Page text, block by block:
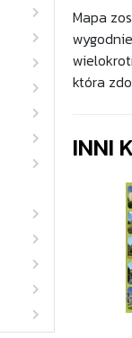
Mapa
która
INNI